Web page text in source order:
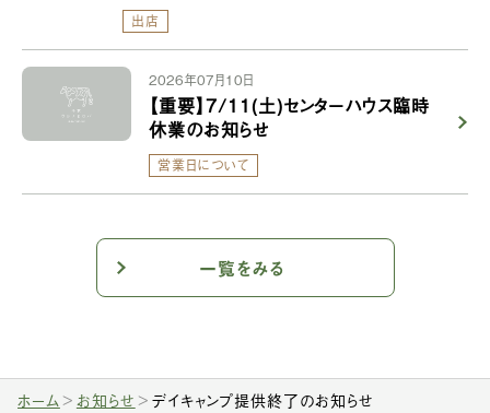
出店
2026年07月10日
【重要】7/11(土)センターハウス臨時
休業のお知らせ
営業日について
一覧をみる
ホーム お知らせ デイキャンプ提供終了のお知らせ